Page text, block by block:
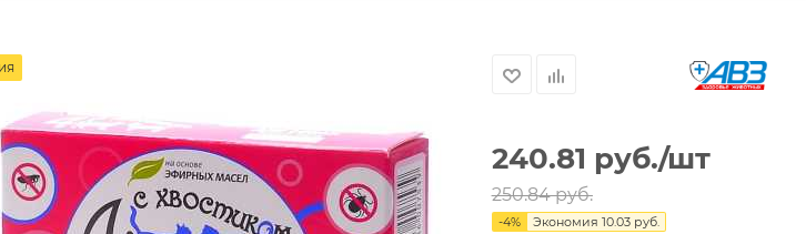
240.81 руб./шт
250.84руб.
-4% Экономия 10.03руб.